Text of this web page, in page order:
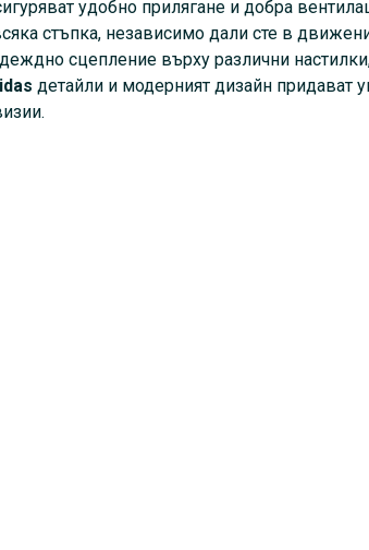
удобно прилягане и добра
стъпка, независимо дали сте в
сцепление върху различни
детайли и модерният дизайн придават